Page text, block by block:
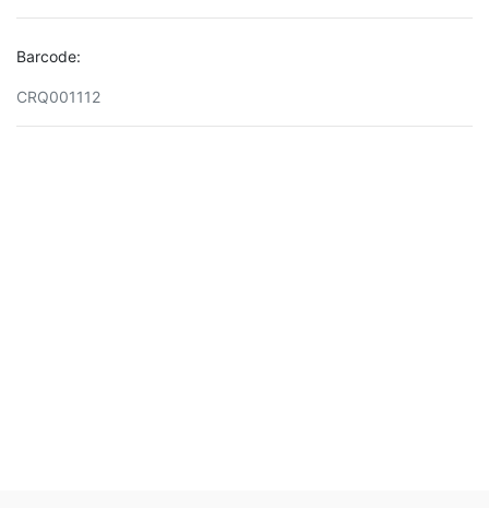
Barcode:
CRQ001112